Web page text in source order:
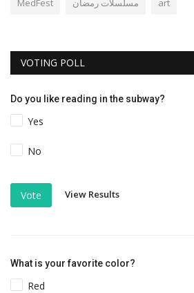
MedFest مسلسلات رمضان art
VOTING POLL
Do you like reading in the subway?
Yes
No
Vote View Results
What is your favorite color?
Red